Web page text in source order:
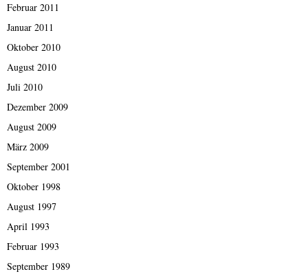
Februar 2011
Januar 2011
Oktober 2010
August 2010
Juli 2010
Dezember 2009
August 2009
März 2009
September 2001
Oktober 1998
August 1997
April 1993
Februar 1993
September 1989